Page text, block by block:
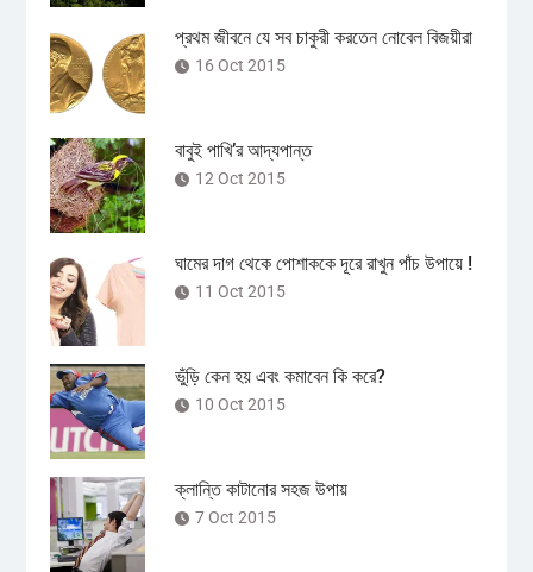
প্রথম জীবনে যে সব চাকুরী করতেন নোবেল বিজয়ীরা
16 Oct 2015
বাবুই পাখি’র আদ্যপান্ত
12 Oct 2015
ঘামের দাগ থেকে পোশাককে দূরে রাখুন পাঁচ উপায়ে !
11 Oct 2015
ভুঁড়ি কেন হয় এবং কমাবেন কি করে?
10 Oct 2015
ক্লান্তি কাটানোর সহজ উপায়
7 Oct 2015